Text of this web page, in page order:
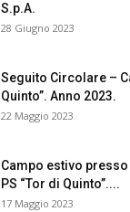
S.p.A.
28 Giugno 2023
Seguito Circolare –
Quinto”. Anno 2023.
22 Maggio 2023
Campo estivo
PS “Tor di Quinto”....
17 Maggio 2023